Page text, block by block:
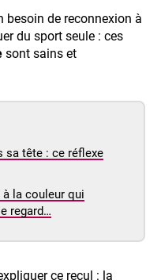
besoin de reconnexion à
du sport seule : ces
sont sains et
sa tête : ce réflexe
à la couleur qui
regard…
ce recul : la